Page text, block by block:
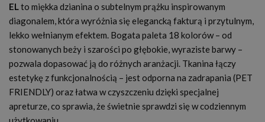
ELto miękka dzianina o subtelnym prążku inspirowanym
diagonalem, która wyróżnia się elegancką fakturą i przytulnym,
lekko wełnianym efektem. Bogata paleta 18 kolorów – od
stonowanych beży i szarości po głębokie, wyraziste barwy –
pozwala dopasować ją do różnych aranżacji. Tkanina łączy
estetykę z funkcjonalnością – jest odporna na zadrapania (PET
FRIENDLY) oraz łatwa w czyszczeniu dzięki specjalnej
apreturze, co sprawia, że świetnie sprawdzi się w codziennym